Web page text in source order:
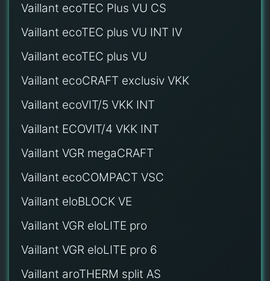
Vaillant ecoTEC Plus VU CS
Vaillant ecoTEC plus VU INT IV
Vaillant ecoTEC plus VU
Vaillant ecoCRAFT exclusiv VKK
Vaillant ecoVIT/5 VKK INT
Vaillant ECOVIT/4 VKK INT
Vaillant VGR megaCRAFT
Vaillant ecoCOMPACT VSC
Vaillant eloBLOCK VE
Vaillant VGR eloLITE pro
Vaillant VGR eloLITE pro 6
Vaillant aroTHERM split AS